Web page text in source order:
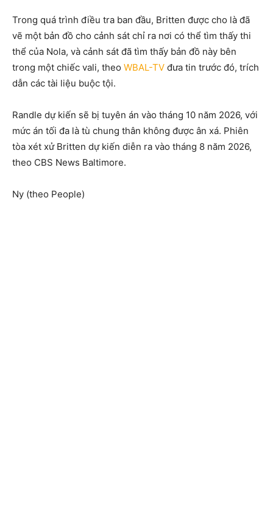
Trong quá trình điều tra ban đầu, Britten được cho là đã
vẽ một bản đồ cho cảnh sát chỉ ra nơi có thể tìm thấy thi
thể của Nola, và cảnh sát đã tìm thấy bản đồ này bên
trong một chiếc vali, theo WBAL-TV đưa tin trước đó, trích
dẫn các tài liệu buộc tội.
Randle dự kiến ​​sẽ bị tuyên án vào tháng 10 năm 2026, với
mức án tối đa là tù chung thân không được ân xá. Phiên
tòa xét xử Britten dự kiến ​​diễn ra vào tháng 8 năm 2026,
theo CBS News Baltimore.
Ny (theo People)